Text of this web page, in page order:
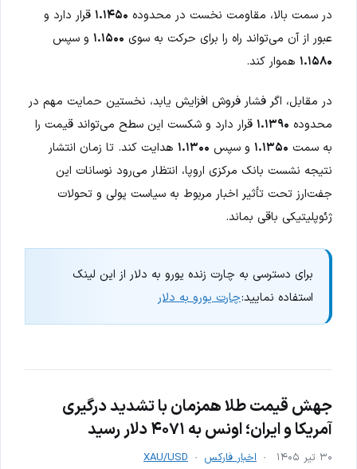
در سمت بالا، مقاومت نخست در محدوده ۱.۱۴۵۰ قرار دارد و
عبور از آن می‌تواند راه را برای حرکت به سوی ۱.۱۵۰۰ و سپس
۱.۱۵۸۰ هموار کند.
در مقابل، اگر فشار فروش افزایش یابد، نخستین حمایت مهم در
محدوده ۱.۱۳۹۰ قرار دارد و شکست این سطح می‌تواند قیمت را
به سمت ۱.۱۳۵۰ و سپس ۱.۱۳۰۰ هدایت کند. تا زمان انتشار
نتیجه نشست بانک مرکزی اروپا، انتظار می‌رود نوسانات این
جفت‌ارز تحت تأثیر اخبار مربوط به سیاست پولی و تحولات
ژئوپلیتیکی باقی بماند.
برای دسترسی به چارت زنده یورو به دلار از این لینک
استفاده نمایید:چارت یورو به دلار
جهش قیمت طلا همزمان با تشدید درگیری
آمریکا و ایران؛ اونس به ۴۰۷۱ دلار رسید
۳۰ تیر ۱۴۰۵ اخبار فارکس XAU/USD